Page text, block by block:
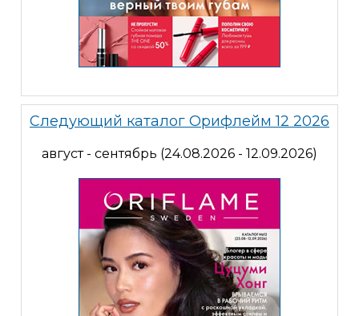
Следующий каталог Орифлейм 12 2026
август - сентябрь (24.08.2026 - 12.09.2026)